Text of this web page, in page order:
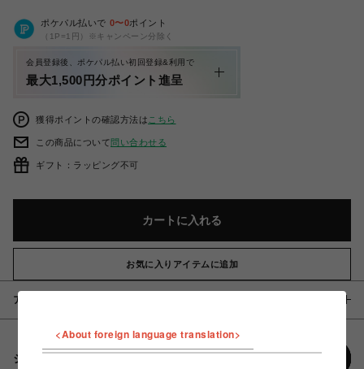
ポケパル払いで 0〜0ポイント
（1P=1円）※キャンペーン分除く
会員登録後、ポケパル払い初回登録&利用で
最大1,500円分ポイント進呈
獲得ポイントの確認方法は こちら
この商品について問い合わせる
ギフト：ラッピング不可
カートに入れる
お気に入りアイテムに追加
アイテム説明 / 素材
シェアする
<About foreign language translation>